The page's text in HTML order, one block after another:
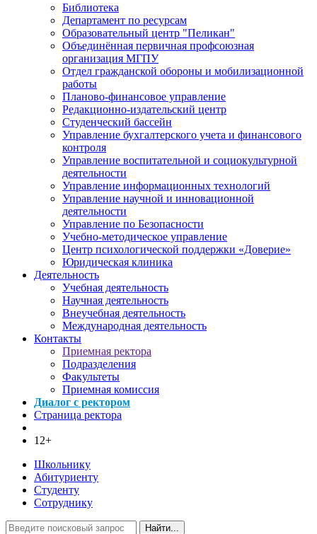
Библиотека
Департамент по ресурсам
Образовательный центр "Пеликан"
Объединённая первичная профсоюзная
организация МГПУ
Отдел гражданской обороны и мобилизационной
работы
Планово-финансовое управление
Редакционно-издательский центр
Студенческий бассейн
Управление бухгалтерского учета и финансового
контроля
Управление воспитательной и социокультурной
деятельности
Управление информационных технологий
Управление научной и инновационной
деятельности
Управление по Безопасности
Учебно-методическое управление
Центр психологической поддержки «Доверие»
Юридическая клиника
Деятельность
Учебная деятельность
Научная деятельность
Внеучебная деятельность
Международная деятельность
Контакты
Приемная ректора
Подразделения
Факультеты
Приемная комиссия
Диалог с ректором
Страница ректора
12+
Школьнику
Абитуриенту
Студенту
Сотруднику
Найти...